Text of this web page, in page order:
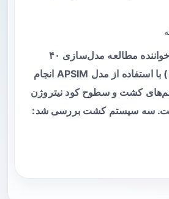
خلاصه سریع برای خواننده مطالعه مدل‌سازی ۴۰
ساله (۱۹۸۱–۲۰۲۰) با استفاده از مدل APSIM انجام
کشت و سطوح کود نیتروژن
سه سیستم کشت بررسی شد: